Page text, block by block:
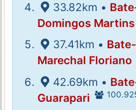
33.82km •
Domingos Martins
37.41km •
Marechal Floriano
42.69km •
Guarapari